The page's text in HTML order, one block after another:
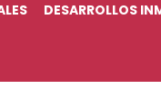
DESARROLLOS